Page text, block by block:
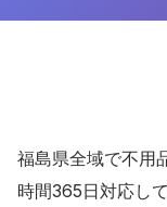
福島県全域で不用
時間365日対応し